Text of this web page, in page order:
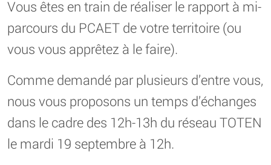
Vous êtes en train de réaliser le rapport à mi-
parcours du PCAET de votre territoire (ou
vous vous apprêtez à le faire).
Comme demandé par plusieurs d’entre vous,
nous vous proposons un temps d’échanges
dans le cadre des 12h-13h du réseau TOTEN
le mardi 19 septembre à 12h.